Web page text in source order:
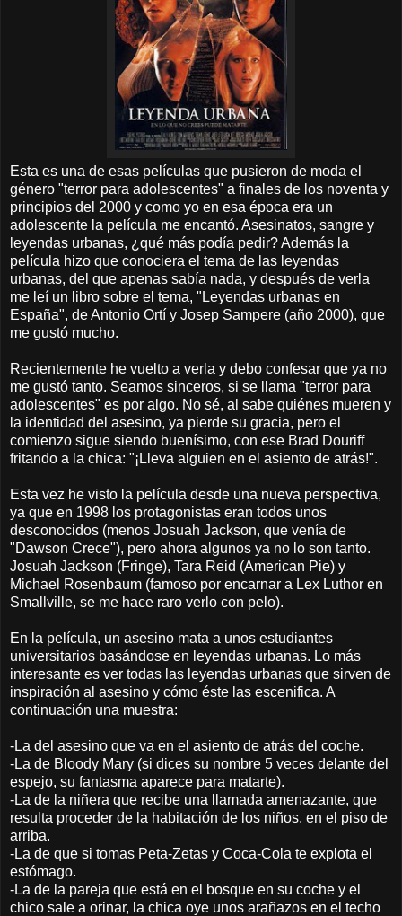
Esta es una de esas películas que pusieron de moda el
género "terror para adolescentes" a finales de los noventa y
principios del 2000 y como yo en esa época era un
adolescente la película me encantó. Asesinatos, sangre y
leyendas urbanas, ¿qué más podía pedir? Además la
película hizo que conociera el tema de las leyendas
urbanas, del que apenas sabía nada, y después de verla
me leí un libro sobre el tema, "Leyendas urbanas en
España", de Antonio Ortí y Josep Sampere (año 2000), que
me gustó mucho.
Recientemente he vuelto a verla y debo confesar que ya no
me gustó tanto. Seamos sinceros, si se llama "terror para
adolescentes" es por algo. No sé, al sabe quiénes mueren y
la identidad del asesino, ya pierde su gracia, pero el
comienzo sigue siendo buenísimo, con ese Brad Douriff
fritando a la chica: "¡Lleva alguien en el asiento de atrás!".
Esta vez he visto la película desde una nueva perspectiva,
ya que en 1998 los protagonistas eran todos unos
desconocidos (menos Josuah Jackson, que venía de
"Dawson Crece"), pero ahora algunos ya no lo son tanto.
Josuah Jackson (Fringe), Tara Reid (American Pie) y
Michael Rosenbaum (famoso por encarnar a Lex Luthor en
Smallville, se me hace raro verlo con pelo).
En la película, un asesino mata a unos estudiantes
universitarios basándose en leyendas urbanas. Lo más
interesante es ver todas las leyendas urbanas que sirven de
inspiración al asesino y cómo éste las escenifica. A
continuación una muestra:
-La del asesino que va en el asiento de atrás del coche.
-La de Bloody Mary (si dices su nombre 5 veces delante del
espejo, su fantasma aparece para matarte).
-La de la niñera que recibe una llamada amenazante, que
resulta proceder de la habitación de los niños, en el piso de
arriba.
-La de que si tomas Peta-Zetas y Coca-Cola te explota el
estómago.
-La de la pareja que está en el bosque en su coche y el
chico sale a orinar, la chica oye unos arañazos en el techo